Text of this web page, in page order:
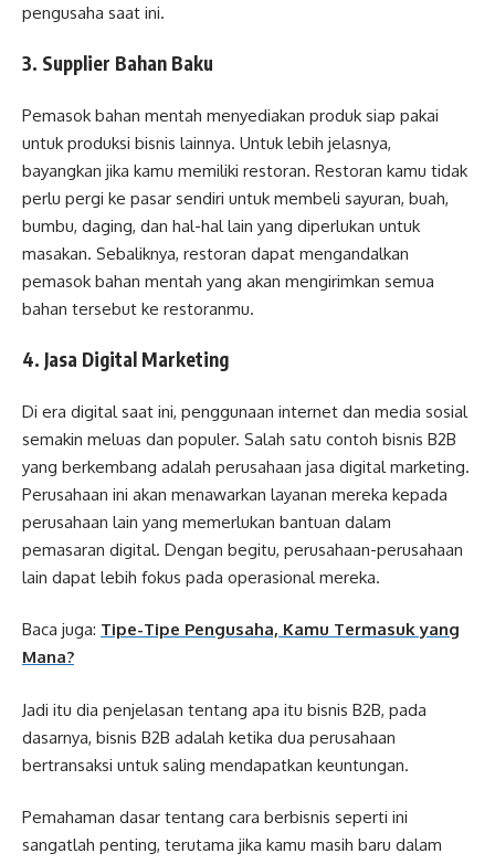
pengusaha saat ini.
3. Supplier Bahan Baku
Pemasok bahan mentah menyediakan produk siap pakai
untuk produksi bisnis lainnya. Untuk lebih jelasnya,
bayangkan jika kamu memiliki restoran. Restoran kamu tidak
perlu pergi ke pasar sendiri untuk membeli sayuran, buah,
bumbu, daging, dan hal-hal lain yang diperlukan untuk
masakan. Sebaliknya, restoran dapat mengandalkan
pemasok bahan mentah yang akan mengirimkan semua
bahan tersebut ke restoranmu.
4. Jasa Digital Marketing
Di era digital saat ini, penggunaan internet dan media sosial
semakin meluas dan populer. Salah satu contoh bisnis B2B
yang berkembang adalah perusahaan jasa digital marketing.
Perusahaan ini akan menawarkan layanan mereka kepada
perusahaan lain yang memerlukan bantuan dalam
pemasaran digital. Dengan begitu, perusahaan-perusahaan
lain dapat lebih fokus pada operasional mereka.
Baca juga: Tipe-Tipe Pengusaha, Kamu Termasuk yang
Mana?
Jadi itu dia penjelasan tentang apa itu bisnis B2B, pada
dasarnya, bisnis B2B adalah ketika dua perusahaan
bertransaksi untuk saling mendapatkan keuntungan.
Pemahaman dasar tentang cara berbisnis seperti ini
sangatlah penting, terutama jika kamu masih baru dalam